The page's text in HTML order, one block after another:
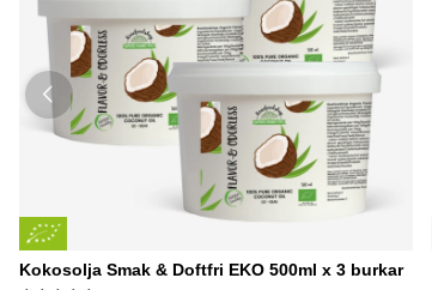
Kokosolja Smak & Doftfri EKO 500ml x 3 burkar